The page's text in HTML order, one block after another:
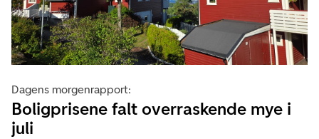
Dagens morgenrapport:
Boligprisene falt overraskende mye i
juli